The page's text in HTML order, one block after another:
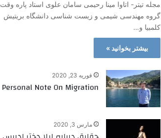
مجله تیتر- اتاوا مینا رحیمی سامان علوی استاد پاره وقت
گروه مهندسی شیمی و زیست شناسی دانشگاه بریتیش
کلمبیا و…
بیشتر بخوانید »
فوریه 23, 2020
Personal Note On Migration
مارس 3, 2020